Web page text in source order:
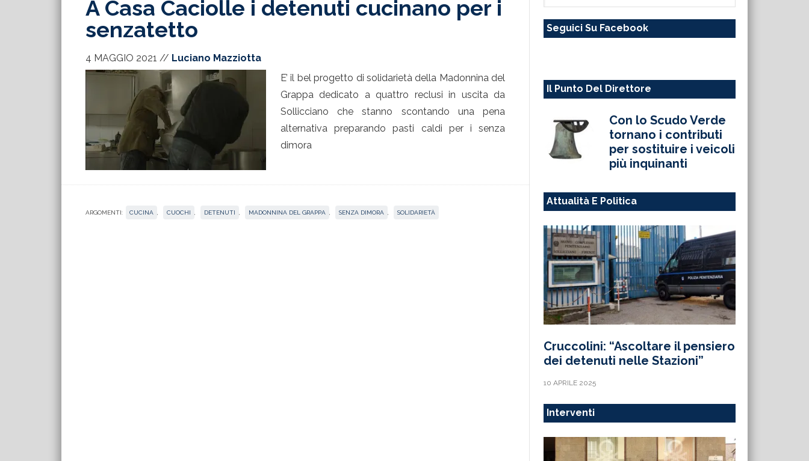
A Casa Caciolle i detenuti cucinano per i
senzatetto
4 MAGGIO 2021 // Luciano Mazziotta
E’ il bel progetto di solidarietà della Madonnina del
Grappa dedicato a quattro reclusi in uscita da
Sollicciano che stanno scontando una pena
alternativa preparando pasti caldi per i senza
dimora
ARGOMENTI: CUCINA CUOCHI DETENUTI MADONNINA DEL GRAPPA SENZA DIMORA SOLIDARIETÀ
sito
Seguici Su Facebook
Il Punto Del Direttore
Con lo Scudo Verde
tornano i contributi
per sostituire i veicoli
più inquinanti
Attualità E Politica
Cruccolini: “Ascoltare il pensiero
dei detenuti nelle Stazioni”
10 APRILE 2025
Interventi